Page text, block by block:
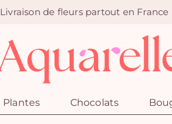
Livraison de fleurs partout en France
Plantes Chocolats